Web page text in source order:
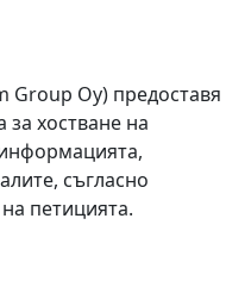
Group Oy) предоставя
хостване на
съгласно
петицията.